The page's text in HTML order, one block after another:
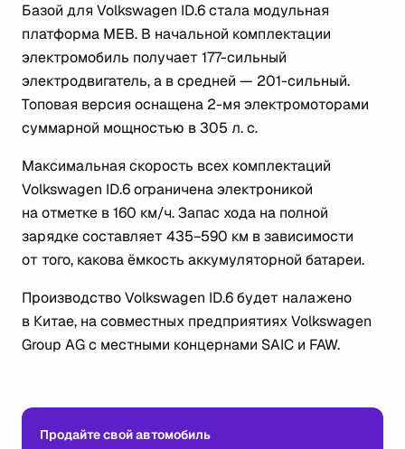
Базой для Volkswagen ID.6 стала модульная
платформа MEB. В начальной комплектации
электромобиль получает 177-сильный
электродвигатель, а в средней — 201-сильный.
Топовая версия оснащена 2-мя электромоторами
суммарной мощностью в 305 л. с.
Максимальная скорость всех комплектаций
Volkswagen ID.6 ограничена электроникой
на отметке в 160 км/ч. Запас хода на полной
зарядке составляет 435−590 км в зависимости
от того, какова ёмкость аккумуляторной батареи.
Производство Volkswagen ID.6 будет налажено
в Китае, на совместных предприятиях Volkswagen
Group AG с местными концернами SAIC и FAW.
Продайте свой автомобиль